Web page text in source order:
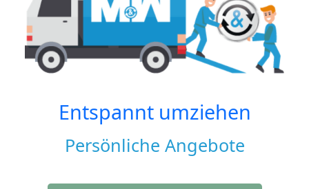
Entspannt umziehen
Persönliche Angebote